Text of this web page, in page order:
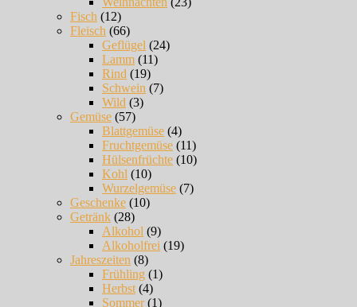
Fisch (12)
Fleisch (66)
Geflügel (24)
Lamm (11)
Rind (19)
Schwein (7)
Wild (3)
Gemüse (57)
Blattgemüse (4)
Fruchtgemüse (11)
Hülsenfrüchte (10)
Kohl (10)
Wurzelgemüse (7)
Geschenke (10)
Getränk (28)
Alkohol (9)
Alkoholfrei (19)
Jahreszeiten (8)
Frühling (1)
Herbst (4)
Sommer(1)